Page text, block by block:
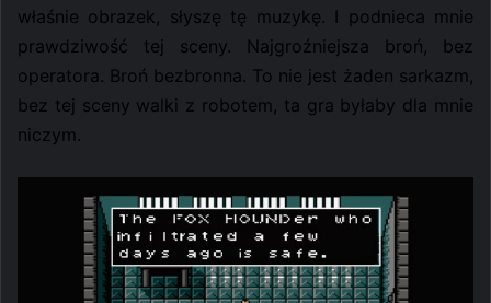
właśnie obrazek, słyszę tę muzykę. I podnieca mnie
prawdziwość tej sceny. Najgroźniejsza broń, bez
operatora. Broń bezbronna. To nie jest żaden sarkazm,
bez tej sceny walki z robotem, ta gra byłaby dla mnie
niczym.